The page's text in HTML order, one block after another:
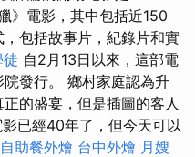
》電影，其中包括近150
包括故事片，紀錄片和實
自2月13日以來，這部電
發行。 鄉村家庭認為升
的盛宴，但是插圖的客人
已經40年了，但今天可以
自助餐外燴 台中外燴 月嫂